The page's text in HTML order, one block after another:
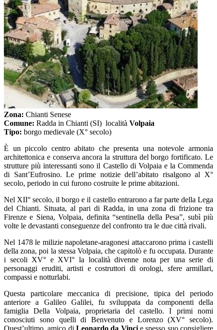
Zona: Chianti Senese
Comune: Radda in Chianti (SI) località Volpaia
Tipo: borgo medievale (X° secolo)
È un piccolo centro abitato che presenta una notevole armonia
architettonica e conserva ancora la struttura del borgo fortificato. Le
strutture più interessanti sono il Castello di Volpaia e la Commenda
di Sant’Eufrosino. Le prime notizie dell’abitato risalgono al X°
secolo, periodo in cui furono costruite le prime abitazioni.
Nel XII° secolo, il borgo e il castello entrarono a far parte della Lega
del Chianti. Situata, al pari di Radda, in una zona di frizione tra
Firenze e Siena, Volpaia, definita “sentinella della Pesa”, subì più
volte le devastanti conseguenze del confronto tra le due città rivali.
Nel 1478 le milizie napoletane-aragonesi attaccarono prima i castelli
della zona, poi la stessa Volpaia, che capitolò e fu occupata. Durante
i secoli XV° e XVI° la località divenne nota per una serie di
personaggi eruditi, artisti e costruttori di orologi, sfere armillari,
compassi e notturlabi.
Questa particolare meccanica di precisione, tipica del periodo
anteriore a Galileo Galilei, fu sviluppata da componenti della
famiglia Della Volpaia, proprietaria del castello. I primi nomi
conosciuti sono quelli di Benvenuto e Lorenzo (XV° secolo).